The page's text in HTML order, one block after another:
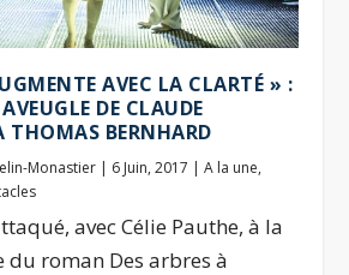
AVEC LA CLARTÉ » :
DE CLAUDE
THOMAS BERNHARD
Monastier | 6 Juin, 2017 |A la une,
avec Célie Pauthe, à la
du roman Des arbres à